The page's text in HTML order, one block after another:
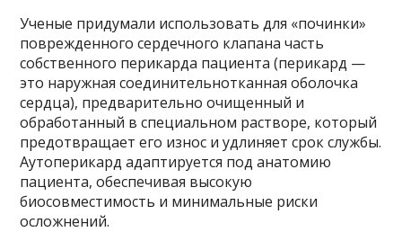
Ученые придумали использовать для «починки»
поврежденного сердечного клапана часть
собственного перикарда пациента (перикард —
это наружная соединительнотканная оболочка
сердца), предварительно очищенный и
обработанный в специальном растворе, который
предотвращает его износ и удлиняет срок службы.
Аутоперикард адаптируется под анатомию
пациента, обеспечивая высокую
биосовместимость и минимальные риски
осложнений.